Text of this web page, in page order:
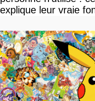
explique leur vraie